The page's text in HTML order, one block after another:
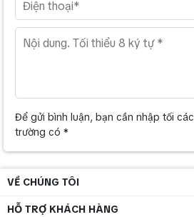
Để gửi bình luận, bạn cần nhập tối các
trường có *
VỀ CHÚNG TÔI
HỖ TRỢ KHÁCH HÀNG